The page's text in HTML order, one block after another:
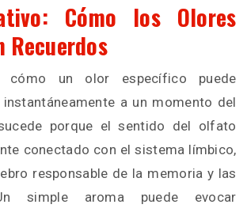
Cómo los Olores
Recuerdos
cómo un olor específico puede
a un momento del
porque el sentido del olfato
conectado con el sistema límbico,
responsable de la memoria y las
simple aroma puede evocar